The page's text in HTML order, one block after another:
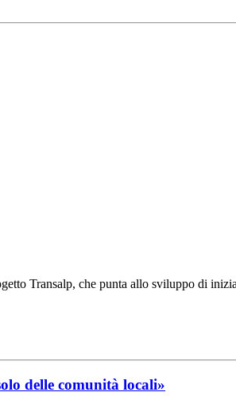
Transalp, che punta allo sviluppo di
delle comunità locali»